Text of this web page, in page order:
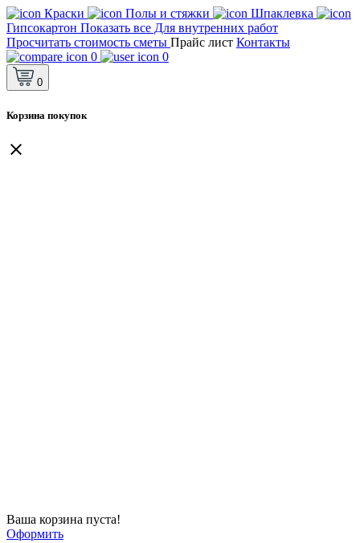
Краски Полы и стяжки
Шпаклевка
Гипсокартон Показать все Для внутренних работ
Просчитать стоимость сметы Прайс лист Контакты
0
0
0
Корзина покупок
Ваша корзина пуста!
Оформить